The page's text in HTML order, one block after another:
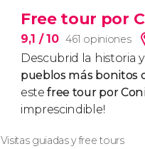
Free tour por
9,1 / 10 461 opiniones
Descubrid la historia
pueblos más bonitos
este free tour por
imprescindible!
Visitas guiadas y free tours